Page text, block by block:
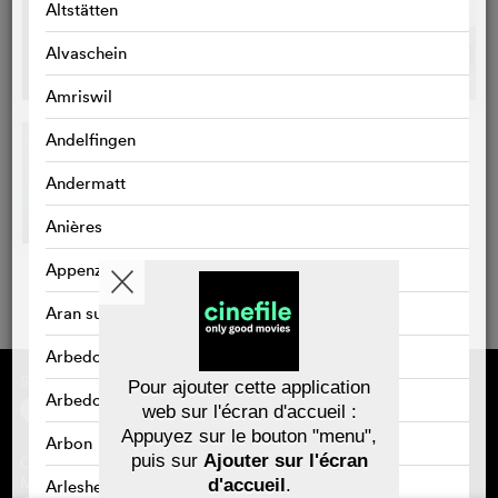
Altstätten
Alvaschein
Amriswil
Andelfingen
Andermatt
Anières
Appenzell
Aran sur Vilette
Arbedo
Arbedo-Castione
Arbon
Arlesheim
Sponsorisé par
Contact
Mentions légales
À propos de cinefile
S'inscrire/s'abonner
Newsletter
FAQ
Bons-cadeaux
Pour ajouter cette application
web sur l'écran d'accueil :
Appuyez sur le bouton "menu",
puis sur Ajouter sur l'écran
d'accueil.